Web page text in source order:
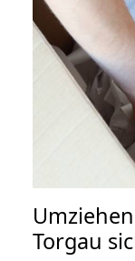
Torgau